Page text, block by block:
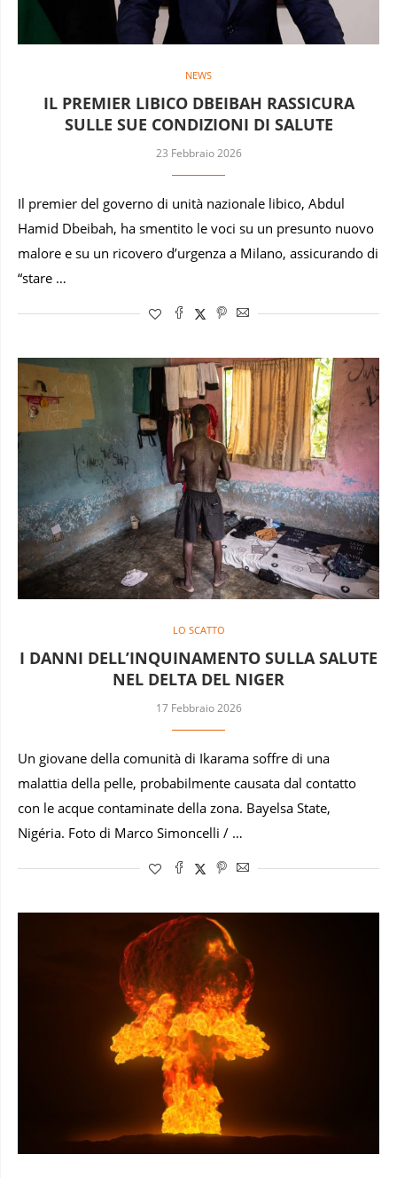
NEWS
IL PREMIER LIBICO DBEIBAH RASSICURA
SULLE SUE CONDIZIONI DI SALUTE
23 Febbraio 2026
Il premier del governo di unità nazionale libico, Abdul
Hamid Dbeibah, ha smentito le voci su un presunto nuovo
malore e su un ricovero d’urgenza a Milano, assicurando di
“stare …
LO SCATTO
I DANNI DELL’INQUINAMENTO SULLA SALUTE
NEL DELTA DEL NIGER
17 Febbraio 2026
Un giovane della comunità di Ikarama soffre di una
malattia della pelle, probabilmente causata dal contatto
con le acque contaminate della zona. Bayelsa State,
Nigéria. Foto di Marco Simoncelli / …